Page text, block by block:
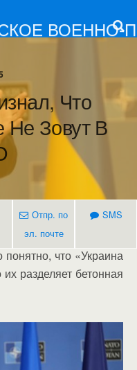
ВОЕННО-
Что
Не Зовут В
Отпр. по
эл. почте
SMS
что «Украина
разделяет бетонная